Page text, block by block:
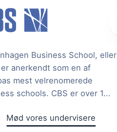
Business School, eller
er anerkendt som en af
mest velrenomerede
schools. CBS er over 1...
Mød vores undervisere